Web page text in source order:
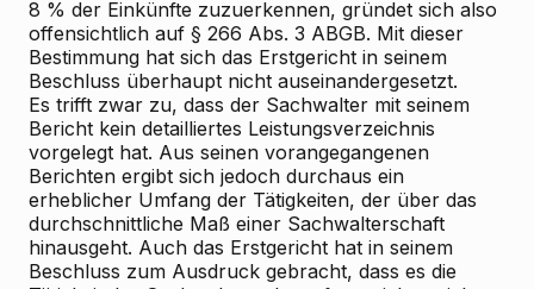
8 % der Einkünfte zuzuerkennen, gründet sich also
offensichtlich auf § 266 Abs. 3 ABGB. Mit dieser
Bestimmung hat sich das Erstgericht in seinem
Beschluss überhaupt nicht auseinandergesetzt.
Es trifft zwar zu, dass der Sachwalter mit seinem
Bericht kein detailliertes Leistungsverzeichnis
vorgelegt hat. Aus seinen vorangegangenen
Berichten ergibt sich jedoch durchaus ein
erheblicher Umfang der Tätigkeiten, der über das
durchschnittliche Maß einer Sachwalterschaft
hinausgeht. Auch das Erstgericht hat in seinem
Beschluss zum Ausdruck gebracht, dass es die